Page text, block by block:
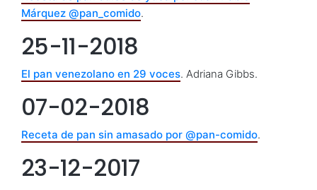
Márquez @pan_comido.
25-11-2018
El pan venezolano en 29 voces. Adriana Gibbs.
07-02-2018
Receta de pan sin amasado por @pan-comido.
23-12-2017